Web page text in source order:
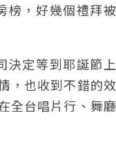
榜，好幾個禮拜被
決定等到耶誕節上
，也收到不錯的效
全台唱片行、舞廳